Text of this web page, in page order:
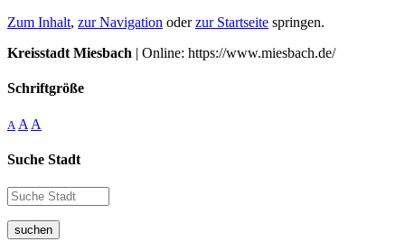
Zum Inhalt, zur Navigation oderzur Startseite springen.
Kreisstadt Miesbach | Online: https://www.miesbach.de/
Schriftgröße
A A A
Suche Stadt
suchen